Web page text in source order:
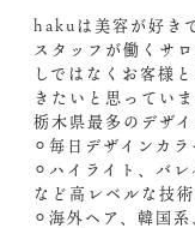
hakuは美容が好き
スタッフが働くサ
しではなくお客様
きたいと思っていま
栃木県最多のデザ
⚪︎毎日デザインカ
⚪︎ハイライト、バ
など高レベルな技術
⚪︎海外ヘア、韓国